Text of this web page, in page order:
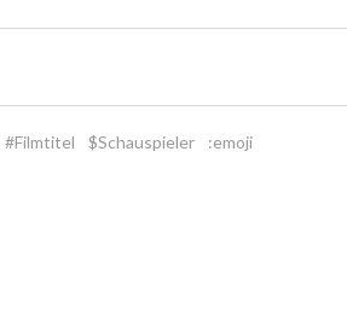
#Filmtitel $Schauspieler :emoji